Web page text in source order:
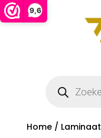
9,6
zoeken
Home/ Laminaat